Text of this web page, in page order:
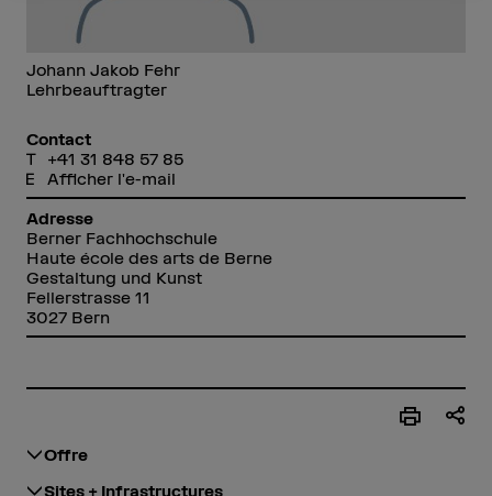
Johann Jakob Fehr
Lehrbeauftragter
Contact
+41 31 848 57 85
Afficher l'e-mail
Adresse
Berner Fachhochschule
Haute école des arts de Berne
Gestaltung und Kunst
Fellerstrasse 11
3027 Bern
Offre
Sites + Infrastructures